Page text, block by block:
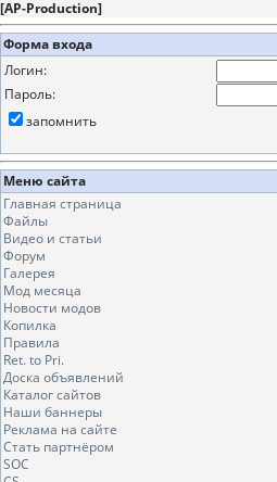
[AP-Production]
Форма входа
Логин:
Пароль:
запомнить
Меню сайта
Главная страница
Файлы
Видео и статьи
Форум
Галерея
Мод месяца
Новости модов
Копилка
Правила
Ret. to Pri.
Доска объявлений
Каталог сайтов
Наши баннеры
Реклама на сайте
Стать партнёром
SOC